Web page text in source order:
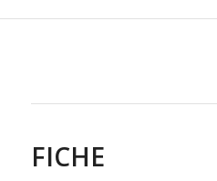
FICHE